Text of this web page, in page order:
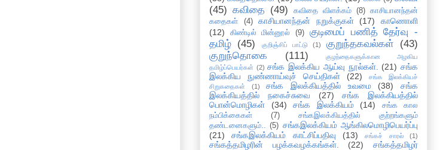
(45) கவிதை (49) கவிதை விளக்கம் (8) காசியானந்தன்
கதைகள்
(4) காசியானந்தன் நறுக்குகள் (17)
காணொளி
(12)
கிண்டில் மின்னூல் (9)
குடிமைப் பணித் தேர்வு -
தமிழ் (45) குறிஞ்சிப் பாட்டு (1) குறுந்தகவல்கள்
(43)
குறுந்தொகை
(111)
குழந்தைகளுக்கான அழகிய
தமிழ்ப்பெயர்கள் (2) சங்க இலக்கிய ஆய்வு நூல்கள். (21) சங்க
இலக்கிய நுண்ணாய்வுச் செய்திகள்
(22)
சங்க இலக்கியச்
சிறுகதைகள்
(1) சங்க இலக்கியத்தில் உவமை (38)
சங்க
இலக்கியத்தில் நகைச்சுவை
(27)
சங்க இலக்கியத்தில்
பொன்மொழிகள்
(34) சங்க இலக்கியம் (14)
சங்க கால
நம்பிக்கைகள்
(7)
சங்கஇலக்கியத்தில் குற்றங்களும்
தண்டனைகளும்.. (5) சங்கஇலக்கியம் ஆங்கிலமொழிபெயர்ப்பு
(21)
சங்கஇலக்கியம் காட்சிப்பதிவு (13) சங்கச் சாரல் (1)
சங்கத்தமிழரின் பழக்கவழக்கங்கள். (22)
சங்கத்தமிழர்